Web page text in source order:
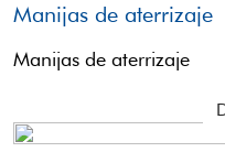
Manijas de aterrizaje
Manijas de aterrizaje